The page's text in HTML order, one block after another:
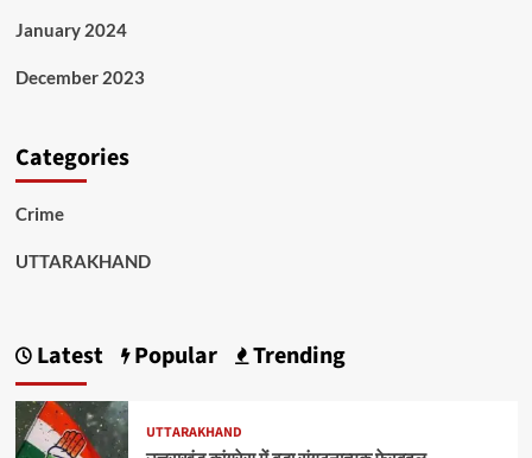
January 2024
December 2023
Categories
Crime
UTTARAKHAND
Latest Popular Trending
UTTARAKHAND